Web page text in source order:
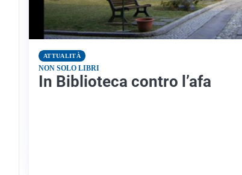
ATTUALITÀ
NON SOLO LIBRI
In Biblioteca contro l’afa